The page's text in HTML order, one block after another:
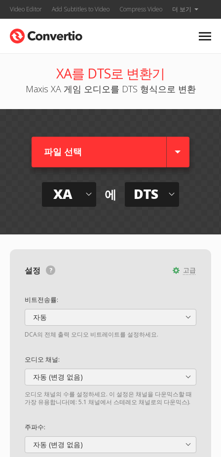
Video Editor Add Subtitles to Video Compress Video 더 보기
XA를 DTS로 변환기
Maxis XA 게임 오디오를 DTS 형식으로 변환
파일 선택
XA 에 DTS
고급
설정
비트전송률:
자동
DCA의 전체 출력 오디오 비트레이트를 설정하세요.
오디오 채널:
자동 (변경 없음)
오디오 채널의 수를 설정하세요. 이 설정은 채널을 다운믹스할 때
가장 유용합니다(예: 5.1 채널에서 스테레오 채널로의 다운믹스).
주파수:
자동 (변경 없음)